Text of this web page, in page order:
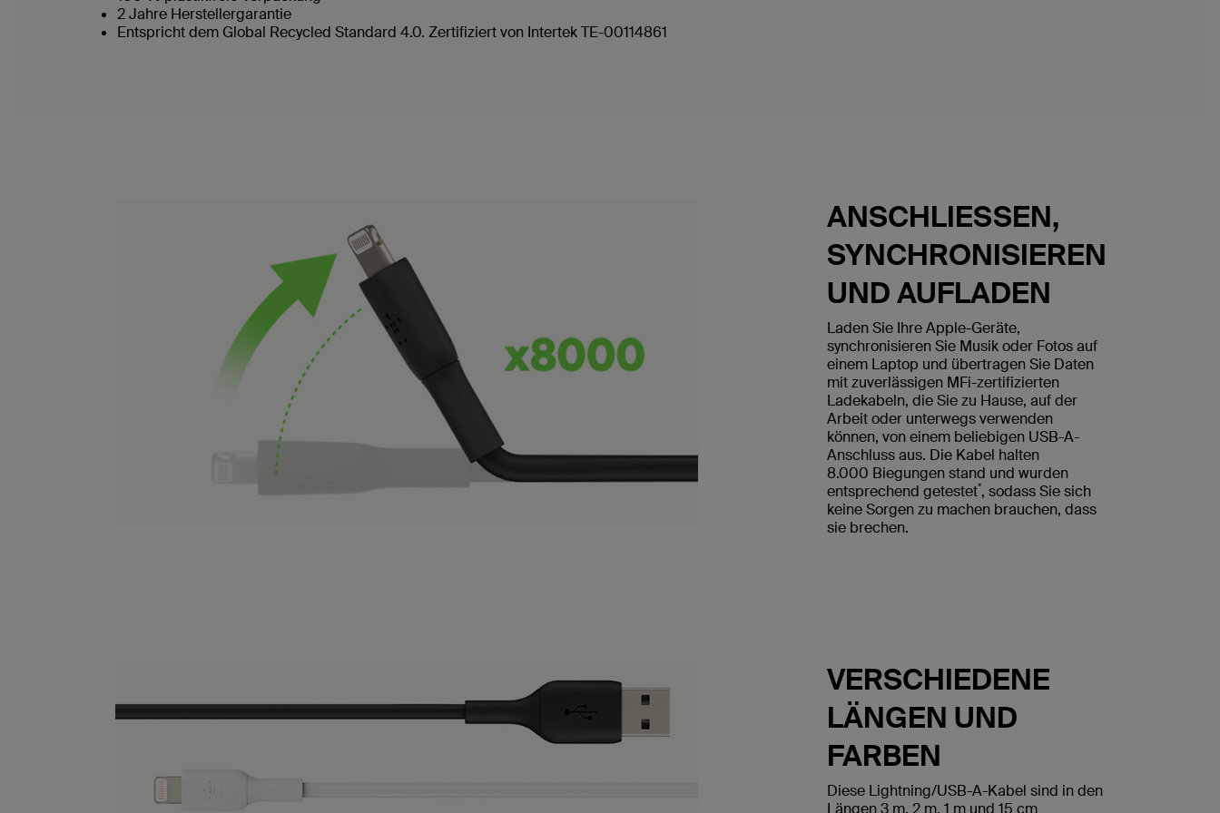
2 Jahre Herstellergarantie
Entspricht dem Global Recycled Standard 4.0. Zertifiziert von Intertek TE-00114861
ANSCHLIESSEN,
SYNCHRONISIEREN
UND AUFLADEN
Laden Sie Ihre Apple-Geräte,
synchronisieren Sie Musik oder Fotos auf
einem Laptop und übertragen Sie Daten
mit zuverlässigen MFi-zertifizierten
Ladekabeln, die Sie zu Hause, auf der
Arbeit oder unterwegs verwenden
können, von einem beliebigen USB-A-
Anschluss aus. Die Kabel halten
8.000 Biegungen stand und wurden
entsprechend getestet*, sodass Sie sich
keine Sorgen zu machen brauchen, dass
sie brechen.
VERSCHIEDENE
LÄNGEN UND
FARBEN
Diese Lightning/USB-A-Kabel sind in den